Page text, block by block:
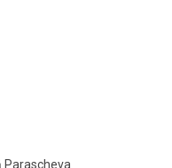
Parascheva